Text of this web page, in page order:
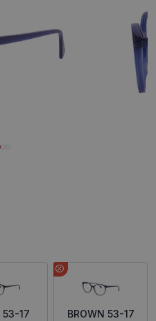
53-17 BROWN 53-17